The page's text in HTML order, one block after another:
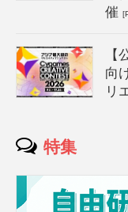
催
向
リ
特集